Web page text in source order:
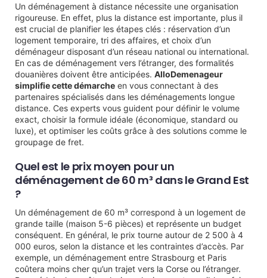
Un déménagement à distance nécessite une organisation
rigoureuse. En effet, plus la distance est importante, plus il
est crucial de planifier les étapes clés : réservation d’un
logement temporaire, tri des affaires, et choix d’un
déménageur disposant d’un réseau national ou international.
En cas de déménagement vers l’étranger, des formalités
douanières doivent être anticipées. AlloDemenageur
simplifie cette démarche en vous connectant à des
partenaires spécialisés dans les déménagements longue
distance. Ces experts vous guident pour définir le volume
exact, choisir la formule idéale (économique, standard ou
luxe), et optimiser les coûts grâce à des solutions comme le
groupage de fret.
Quel est le prix moyen pour un
déménagement de 60 m³ dans le Grand Est
?
Un déménagement de 60 m³ correspond à un logement de
grande taille (maison 5-6 pièces) et représente un budget
conséquent. En général, le prix tourne autour de 2 500 à 4
000 euros, selon la distance et les contraintes d’accès. Par
exemple, un déménagement entre Strasbourg et Paris
coûtera moins cher qu’un trajet vers la Corse ou l’étranger.